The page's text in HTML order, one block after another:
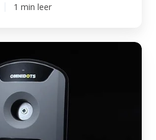
1 min leer